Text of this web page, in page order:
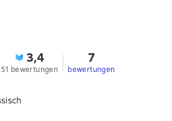
3,4
51 bewertungen
7
bewertungen